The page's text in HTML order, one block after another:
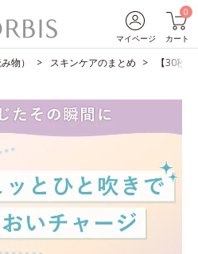
マイページ
0
カート
物） スキンケアのまとめ 【30秒